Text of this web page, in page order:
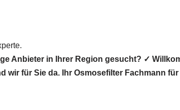
Anbieter in Ihrer Region gesucht? ✓
wir für Sie da. Ihr Osmosefilter Fachmann